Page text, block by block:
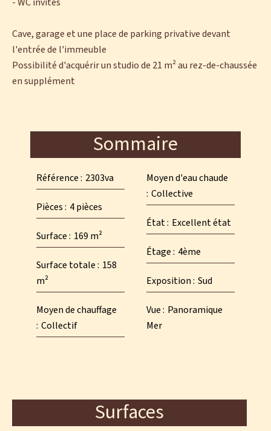
Cave, garage et une place de parking privative devant
l'entrée de l'immeuble
Possibilité d'acquérir un studio de 21 m² au rez-de-chaussée
en supplément
Sommaire
Référence 2303va
Pièces 4 pièces
Surface 169 m²
Surface totale 158
m²
Moyen de chauffage
Collectif
Moyen d'eau chaude
Collective
État Excellent état
Étage 4ème
Exposition Sud
Vue Panoramique
Mer
Surfaces